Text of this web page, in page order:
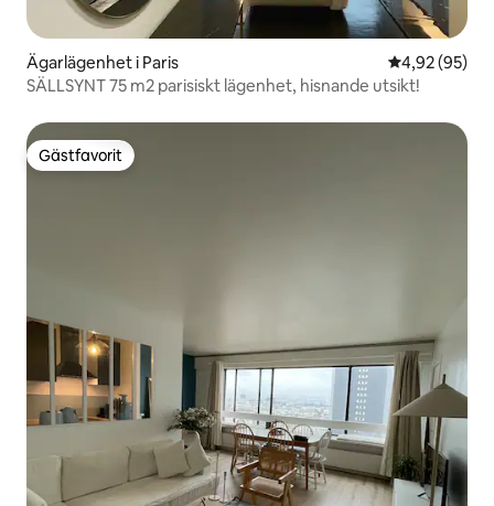
Ägarlägenhet i Paris 4,92 av 5 i
4,92 (95)
SÄLLSYNT 75 m2 parisiskt lägenhet, hisnande utsikt!
Gästfavorit
Gästfavorit